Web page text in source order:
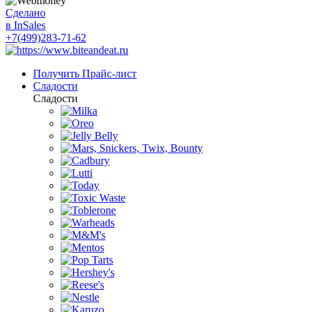
Сделано
в InSales
+7(499)283-71-62
Получить Прайс-лист
Сладости
Сладости